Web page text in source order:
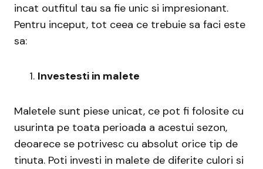
incat outfitul tau sa fie unic si impresionant.
Pentru inceput, tot ceea ce trebuie sa faci este
sa:
Investesti in malete
Maletele sunt piese unicat, ce pot fi folosite cu
usurinta pe toata perioada a acestui sezon,
deoarece se potrivesc cu absolut orice tip de
tinuta. Poti investi in malete de diferite culori si